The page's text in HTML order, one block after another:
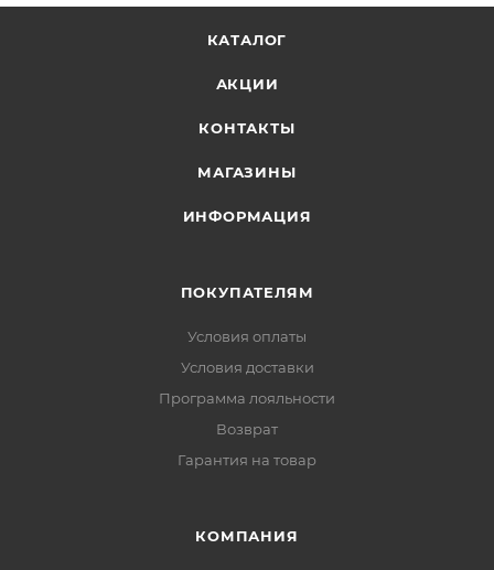
голенища для оптимального прилегания к ноге.
КАТАЛОГ
АКЦИИ
КОНТАКТЫ
МАГАЗИНЫ
ИНФОРМАЦИЯ
ПОКУПАТЕЛЯМ
Условия оплаты
Условия доставки
Программа лояльности
Возврат
Гарантия на товар
КОМПАНИЯ